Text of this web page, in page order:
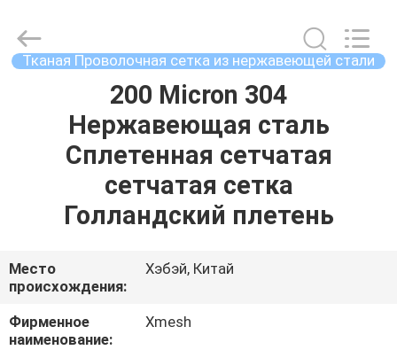
ПРОДУКТЫ
ПУТЕШЕСТВИЕ
ФАБРИКИ
MFG
Ltd.
Тканая Проволочная сетка из нержавеющей стали
200 Micron 304
Нержавеющая сталь
Сплетенная сетчатая
сетчатая сетка
Голландский плетень
Место
происхождения:
Хэбэй, Китай
Фирменное
наименование:
Xmesh